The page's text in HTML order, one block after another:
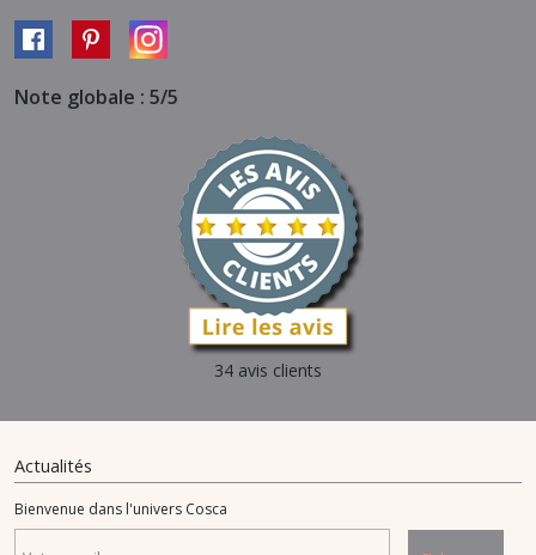
Note globale : 5/5
34 avis clients
Actualités
Bienvenue dans l'univers Cosca